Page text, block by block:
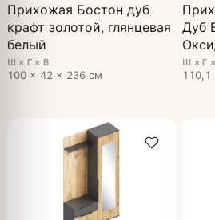
Прихожая Бостон дуб
крафт золотой, глянцевая
белый
Ш × Г × В
100 × 42 × 236 см
Дуб
Ш × Г